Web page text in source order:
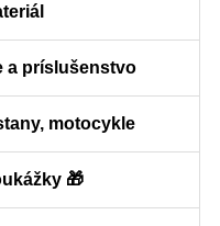
a príslušenstvo
motocykle
🎁